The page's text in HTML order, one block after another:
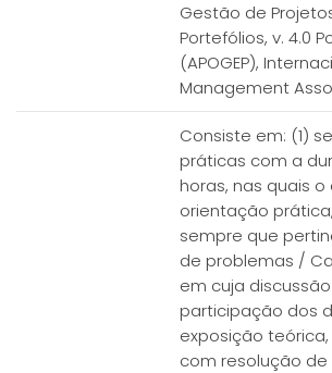
Gestão de
Portefólios, v. 4.0
(APOGEP),
Management
Consiste em: (1)
práticas com a
horas, nas quais
orientação
sempre que
de problemas /
em cuja
participação dos
exposição
com resolução